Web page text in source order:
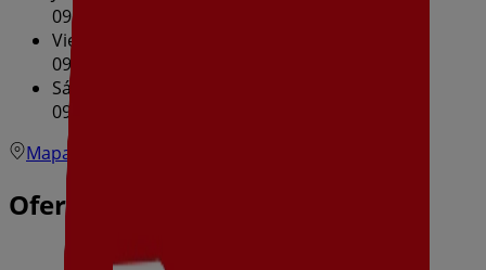
09:30 - 14:00
Viernes
09:30 - 14:00
Sábado
09:30 - 14:00
Mapa
Ofertas de Dia en Caldas de Reis